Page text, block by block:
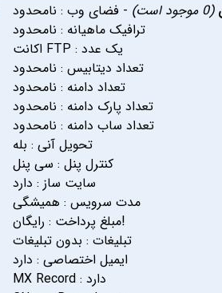
(0 موجود است)
- فضای وب : نامحدود
ترافیک ماهیانه : نامحدود
اکانت FTP : یک عدد
تعداد دیتابیس : نامحدود
تعداد دامنه : نامحدود
تعداد پارک دامنه : نامحدود
تعداد ساب دامنه : نامحدود
تحویل آنی : بله
کنترل پنل : سی پنل
سایت ساز : دارد
مدت سرویس : همیشگی
مبلغ پرداخت : رایگان!
تبلیغات : بدون تبلیغات
ایمیل اختصاصی : دارد
MX Record : دارد